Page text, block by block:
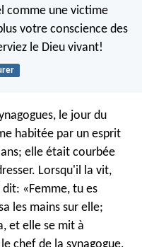
comme une victime
votre conscience des
le Dieu vivant!
le jour du
habitée par un esprit
elle était courbée
Lorsqu'il la vit,
«Femme, tu es
les mains sur elle;
et elle se mit à